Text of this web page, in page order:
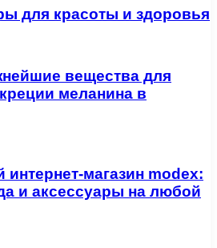
для красоты и здоровья
вещества для
меланина в
магазин modex:
и аксессуары на любой